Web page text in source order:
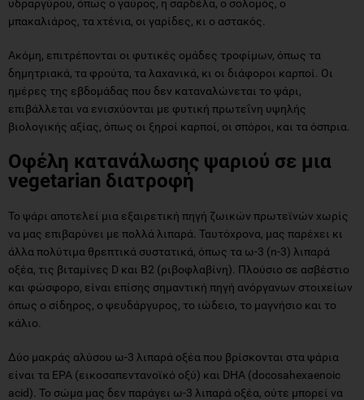
υδραργύρου, όπως ο γαύρος, η σαρδέλα, ο σολομός, ο
μπακαλιάρος, τα χτένια, οι γαρίδες, κι ο αστακός.
Ακόμη, επιτρέπονται οι φυτικές ομάδες τροφίμων, όπως τα
δημητριακά, τα φρούτα, τα λαχανικά, κι οι διάφοροι καρποί. Οι
ημέρες της εβδομάδας που δεν καταναλώνεται το ψάρι,
επιβάλλεται να ενισχύονται με φυτική πρωτεΐνη υψηλής
βιολογικής αξίας, όπως οι ξηροί καρποί, οι σπόροι, και τα όσπρια.
Οφέλη κατανάλωσης ψαριού σε μια
vegetarian διατροφή
Το ψάρι αποτελεί μια εξαιρετική πηγή ζωικών πρωτεϊνών χωρίς
να μας επιβαρύνει με πολλά λιπαρά. Ταυτόχρονα, μας παρέχει κι
άλλα πολύτιμα θρεπτικά συστατικά, όπως τα ω-3 (n-3) λιπαρά
οξέα, τις βιταμίνες D και Β2 (ριβοφλαβίνη). Πλούσιο σε ασβέστιο
και φώσφορο, είναι επίσης σημαντική πηγή ανόργανων στοιχείων
όπως ο σίδηρος, ο ψευδάργυρος, το ιώδειο, το μαγνήσιο και το
κάλιο.
Δύο μακράς αλύσου ω-3 λιπαρά οξέα που βρίσκονται στα ψάρια
είναι τα EPA (εικοσαπεντανοϊκό οξύ) και DHA (docosahexaenoic
acid). Το σώμα μας δεν παράγει ω-3 λιπαρά οξέα, ούτε μπορεί να